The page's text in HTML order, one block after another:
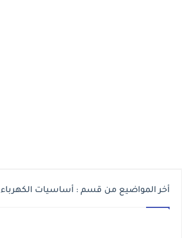
أخر المواضيع من قسم : أساسيات الكهرباء